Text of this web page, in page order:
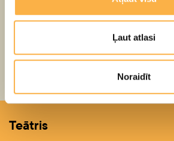
Ļaut atlasi
Noraidīt
Teātris